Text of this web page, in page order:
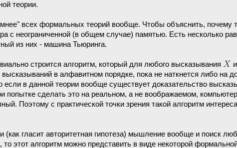
теории.
всех формальных теорий вообще. Чтобы объяснить, почему
с неограниченной (в общем случае) памятью. Есть несколько
из них - машина Тьюринга.
строится алгоритм, который для любого высказывания
в алфавитном порядке, пока не наткнется либо на
если в данной теории вообще существует доказательство
попытке сделать это на реальном, а не воображаемом,
Поэтому с практической точки зрения такой алгоритм
гласит авторитетная гипотеза) мышление вообще и поиск
этот алгоритм можно представить в виде некоторой